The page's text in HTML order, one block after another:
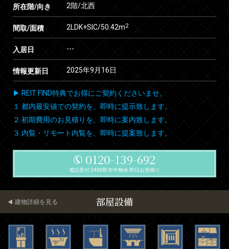
所在階/向き 2階/北西
間取/面積 2LDK+SIC/50.42m2
入居日 ---
情報更新日 2025年9月16日
▶ REIT FIND特典でお得にご契約くださいませ。
１.都内最安値での契約を、即時に提示致します。
２.初期費用のお見積りを、即時に案内致します。
３.内覧・リモート内覧を、即時に提案致します。
0120-139-692
電話受付 24時間 年中無休 即日お見積り
部屋設備
建物詳細を見る